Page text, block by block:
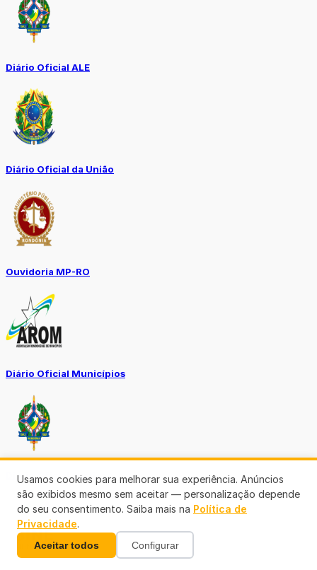
Diário Oficial ALE
Diário Oficial da União
Ouvidoria MP-RO
Diário Oficial Municípios
Diario Oficial Justiça
Usamos cookies para melhorar sua experiência. Anúncios
são exibidos mesmo sem aceitar — personalização depende
do seu consentimento. Saiba mais na Política de
Privacidade.
Aceitar todos Configurar